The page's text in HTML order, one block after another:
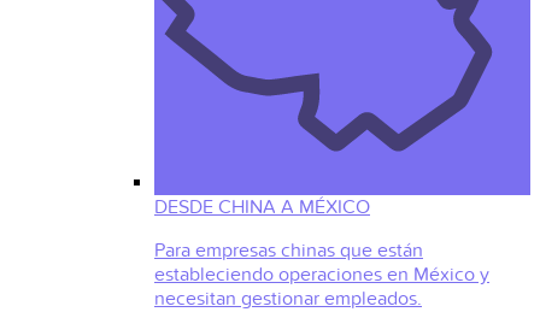
DESDE CHINA A MÉXICO
Para empresas chinas que están
estableciendo operaciones en México y
necesitan gestionar empleados.